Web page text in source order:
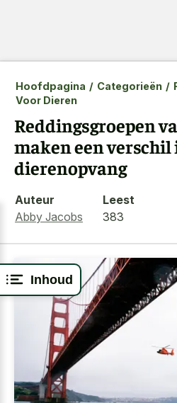
Inhoud
Hoofdpagina / Categorieën /
Voor Dieren
Reddingsgroepen
maken een verschil
dierenopvang
Auteur
Abby Jacobs
Leest
383